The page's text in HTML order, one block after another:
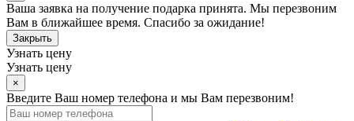
Ваша заявка на получение подарка принята. Мы перезвоним
Вам в ближайшее время. Спасибо за ожидание!
Закрыть
Узнать цену
Узнать цену
×
Введите Ваш номер телефона и мы Вам перезвоним!